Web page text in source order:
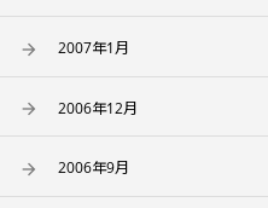
2007年1月
2006年12月
2006年9月